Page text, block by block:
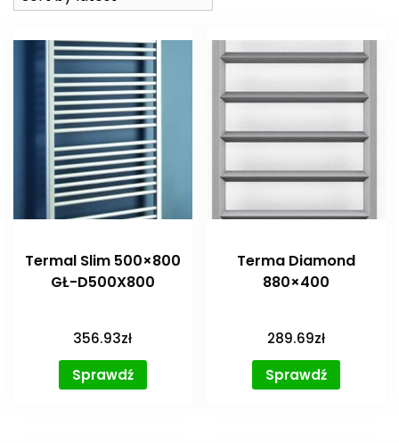
Termal Slim 500×800
GŁ-D500X800
356.93zł
Sprawdź
Terma Diamond
880×400
289.69zł
Sprawdź